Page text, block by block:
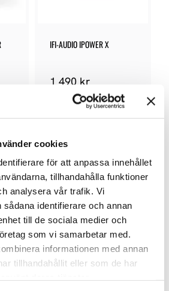
cookies
för att anpassa innehållet
tillhandahålla funktioner
analysera vår trafik. Vi
identifierare och annan
till de sociala medier och
som vi samarbetar med.
informationen med annan
tillhandahållit eller som de har
IFI-AUDIO IPOWER X
1 490 kr
Lägg till i favoriter